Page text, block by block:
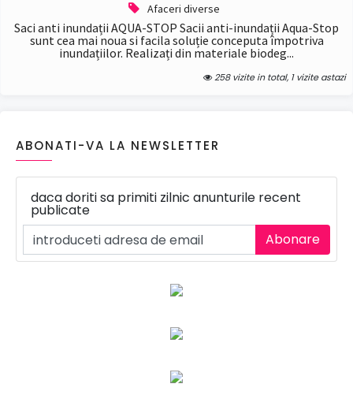
Afaceri diverse
Saci anti inundații AQUA-STOP Sacii anti-inundații Aqua-Stop
sunt cea mai noua si facila soluție conceputa împotriva
inundațiilor. Realizați din materiale biodeg...
258 vizite in total, 1 vizite astazi
ABONATI-VA LA NEWSLETTER
daca doriti sa primiti zilnic anunturile recent
publicate